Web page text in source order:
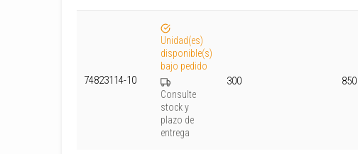
74823114-10
Unidad(es)
disponible(s)
bajo pedido
Consulte
stock y
plazo de
entrega
300 850